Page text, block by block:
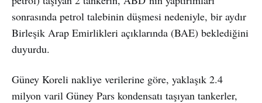
sonrasında petrol talebinin düşmesi nedeniyle, bir aydır
Birleşik Arap Emirlikleri açıklarında (BAE) beklediğini
duyurdu.
Güney Koreli nakliye verilerine göre, yaklaşık 2.4
milyon varil Güney Pars kondensatı taşıyan tankerler,